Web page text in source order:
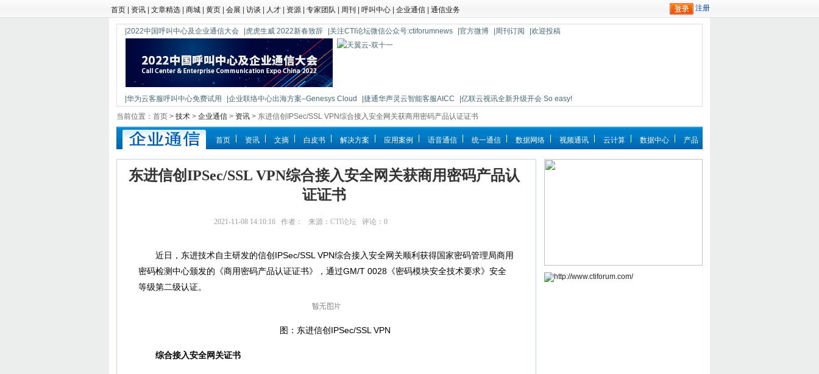
首页 资讯 文章精选 商城 黄页 会展 访谈 人才 资源 专家团队 周刊 呼叫中心 企业通信 通信业务
|2022中国呼叫中心及企业通信大会 |虎虎生威 2022新春致辞 |关注CTI论坛微信公众号:ctiforumnews |官方微博 |周刊订阅 |欢迎投稿
|华为云客服呼叫中心免费试用 |企业联络中心出海方案–Genesys Cloud |捷通华声灵云智能客服AICC
|亿联云视讯全新升级开会 So easy!
|鼎信通达新一代语音网关DAG1000-4S
当前位置：首页 > 技术 > 企业通信 > 资讯 > 东进信创IPSec/SSL VPN综合接入安全网关获商用密码产品认证证书
首页 资讯 文摘 白皮书 解决方案 应用案例 语音通信 统一通信 数据网络 视频通讯 云计算 数据中心 产品
东进信创IPSec/SSL VPN综合接入安全网关获商用密码产品认
证证书
2021-11-08 14:10:16 作者： 来源： CTI论坛 评论： 0
近日，东进技术自主研发的信创IPSec/SSL VPN综合接入安全网关顺利获得国家密码管理局商用
密码检测中心颁发的《商用密码产品认证证书》，通过GM/T 0028《密码模块安全技术要求》安全
等级第二级认证。
图：东进信创IPSec/SSL VPN
综合接入安全网关证书